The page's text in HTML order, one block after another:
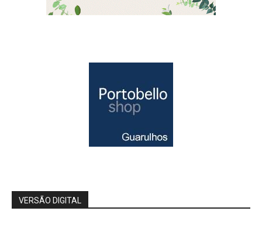
VERSÃO DIGITAL